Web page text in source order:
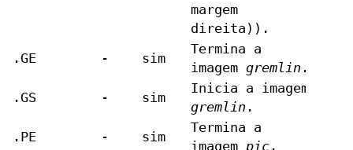
margem
direita)).
.GE
- sim
Termina a
imagem gremlin .
.GS
- sim
Inicia a imagem
gremlin .
.PE
- sim
Termina a
imagem pic .